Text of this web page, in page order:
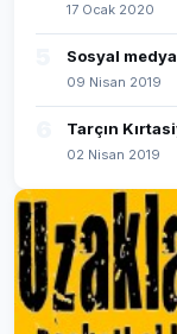
17 Ocak 2020
Sosyal
09 Nisan 2019
Tarçın
02 Nisan 2019